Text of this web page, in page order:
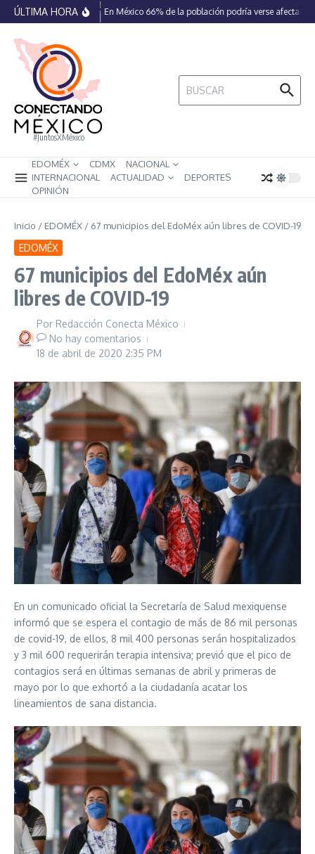
Saltar al contenido
ÚLTIMA HORA En México 66% de la población podría verse afectada
#JuntosXMéxico
Buscar:
EDOMÉX CDMX
NACIONAL
INTERNACIONAL
ACTUALIDAD
DEPORTES
OPINIÓN
Inicio / EDOMÉX / 67 municipios del EdoMéx aún libres de COVID-19
EDOMÉX
67 municipios del EdoMéx aún
libres de COVID-19
Por Redacción Conecta México
No hay comentarios
18 de abril de 2020 2:35 PM
En un comunicado oficial la Secretaría de Salud mexiquense
informó que se espera el contagio de más de 86 mil personas
de covid-19, de ellos, 8 mil 400 personas serán hospitalizados
y 3 mil 600 requerirán terapia intensiva; previó que el pico de
contagios será en últimas semanas de abril y primeras de
mayo por lo que exhortó a la ciudadanía acatar los
lineamientos de sana distancia.